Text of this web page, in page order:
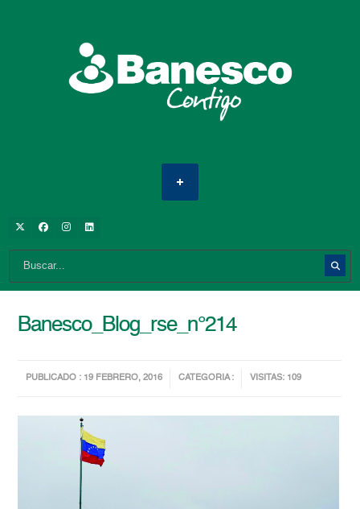
Banesco_Blog_rse_n°214
PUBLICADO : 19 FEBRERO, 2016 CATEGORIA : VISITAS: 109